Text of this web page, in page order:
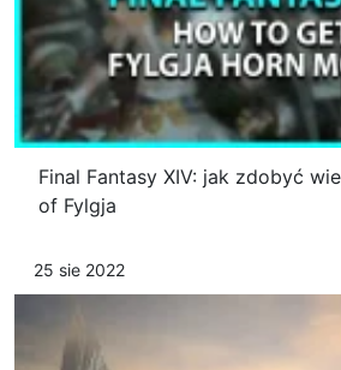
Final Fantasy XIV: jak zdobyć
of Fylgja
25 sie 2022